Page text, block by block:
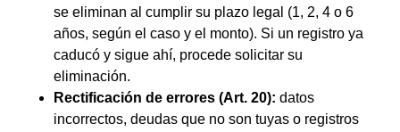
se eliminan al cumplir su plazo legal (1, 2, 4 o 6
años, según el caso y el monto). Si un registro ya
caducó y sigue ahí, procede solicitar su
eliminación.
Rectificación de errores (Art. 20): datos
incorrectos, deudas que no son tuyas o registros